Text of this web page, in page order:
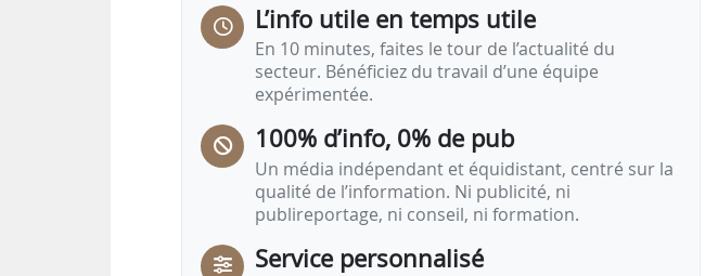
Cette charte doit également permettre de…
L’info utile en temps utile
En 10 minutes, faites le tour de l’actualité du
secteur. Bénéficiez du travail d’une équipe
expérimentée.
100% d’info, 0% de pub
Un média indépendant et équidistant, centré sur la
qualité de l’information. Ni publicité, ni
publireportage, ni conseil, ni formation.
Service personnalisé